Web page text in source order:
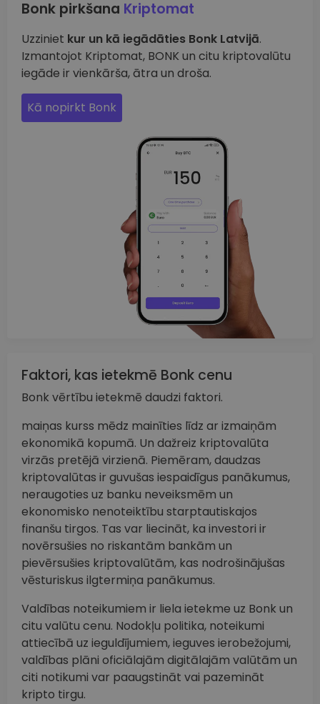
Bonk pirkšana Kriptomat
Uzziniet kur un kā iegādāties Bonk Latvijā.
Izmantojot Kriptomat, BONK un citu kriptovalūtu
iegāde ir vienkārša, ātra un droša.
Kā nopirkt Bonk
Faktori, kas ietekmē Bonk cenu
Bonk vērtību ietekmē daudzi faktori.
maiņas kurss mēdz mainīties līdz ar izmaiņām
ekonomikā kopumā. Un dažreiz kriptovalūta
virzās pretējā virzienā. Piemēram, daudzas
kriptovalūtas ir guvušas iespaidīgus panākumus,
neraugoties uz banku neveiksmēm un
ekonomisko nenoteiktību starptautiskajos
finanšu tirgos. Tas var liecināt, ka investori ir
novērsušies no riskantām bankām un
pievērsušies kriptovalūtām, kas nodrošinājušas
vēsturiskus ilgtermiņa panākumus.
Valdības noteikumiem ir liela ietekme uz Bonk un
citu valūtu cenu. Nodokļu politika, noteikumi
attiecībā uz ieguldījumiem, ieguves ierobežojumi,
valdības plāni oficiālajām digitālajām valūtām un
citi notikumi var paaugstināt vai pazemināt
kripto tirgu.